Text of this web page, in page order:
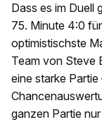
Dass es im Duell
75. Minute 4:0
optimistischste
Team von Steve
eine starke
ganzen Partie